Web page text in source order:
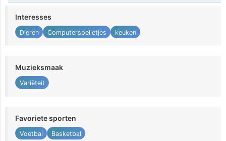
Interesses
Dieren Computerspelletjes keuken
Muzieksmaak
Variëteit
Favoriete sporten
Voetbal Basketbal